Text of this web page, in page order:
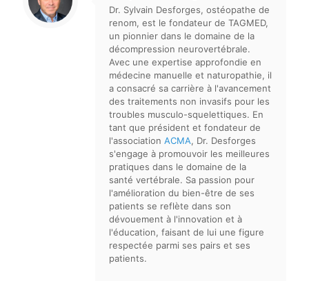
Dr. Sylvain Desforges, ostéopathe de
renom, est le fondateur de TAGMED,
un pionnier dans le domaine de la
décompression neurovertébrale.
Avec une expertise approfondie en
médecine manuelle et naturopathie, il
a consacré sa carrière à l'avancement
des traitements non invasifs pour les
troubles musculo-squelettiques. En
tant que président et fondateur de
l'association ACMA, Dr. Desforges
s'engage à promouvoir les meilleures
pratiques dans le domaine de la
santé vertébrale. Sa passion pour
l'amélioration du bien-être de ses
patients se reflète dans son
dévouement à l'innovation et à
l'éducation, faisant de lui une figure
respectée parmi ses pairs et ses
patients.